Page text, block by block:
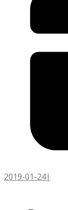
2019-01-24|